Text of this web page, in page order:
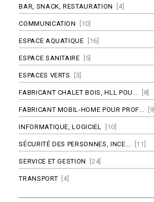
BAR, SNACK, RESTAURATION [4]
COMMUNICATION [10]
ESPACE AQUATIQUE [16]
ESPACE SANITAIRE [5]
ESPACES VERTS [3]
FABRICANT CHALET BOIS, HLL POU... [8]
FABRICANT MOBIL-HOME POUR PROF... [9]
INFORMATIQUE, LOGICIEL [10]
SÉCURITÉ DES PERSONNES, INCE... [11]
SERVICE ET GESTION [24]
TRANSPORT [4]